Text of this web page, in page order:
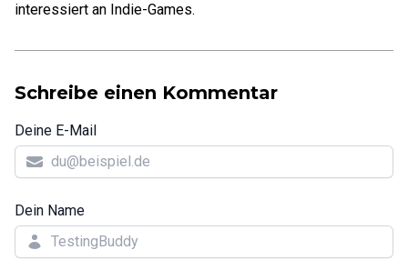
interessiert an Indie-Games.
Schreibe einen Kommentar
Deine E-Mail
Dein Name